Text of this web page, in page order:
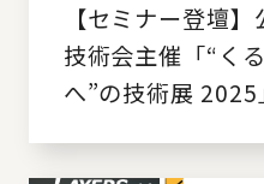
【セミナー登壇
技術会主催「“く
へ”の技術展 2025